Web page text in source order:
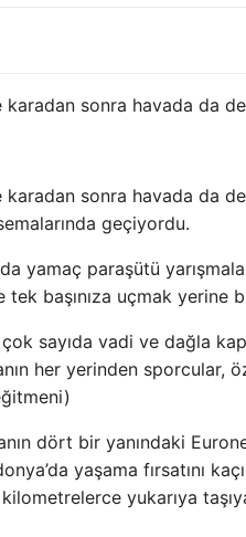
karadan sonra havada da
karadan sonra havada da
geçiyordu.
yamaç paraşütü
tek başınıza uçmak
çok sayıda vadi ve dağla
her yerinden sporcular,
dört bir yanındaki
yaşama fırsatını
yukarıya